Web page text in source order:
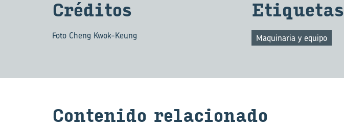
Cré­di­tos
Foto Cheng Kwok-Keung
Eti­que­tas
Maquinaria y equipo
Con­te­ni­do re­la­cio­na­do